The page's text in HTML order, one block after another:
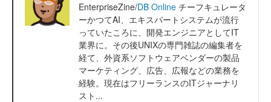
EnterpriseZine/DB Online チーフキュレータ
ーかつてAI、エキスパートシステムが流行
っていたころに、開発エンジニアとしてIT
業界に。その後UNIXの専門雑誌の編集者を
経て、外資系ソフトウェアベンダーの製品
マーケティング、広告、広報などの業務を
経験。現在はフリーランスのITジャーナリ
スト...